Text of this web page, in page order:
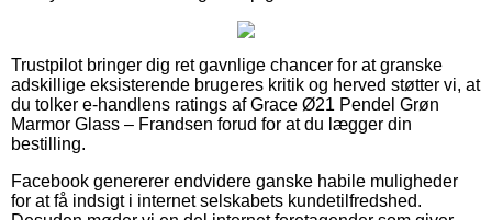
Trustpilot bringer dig ret gavnlige chancer for at granske
adskillige eksisterende brugeres kritik og herved støtter vi, at
du tolker e-handlens ratings af Grace Ø21 Pendel Grøn
Marmor Glass – Frandsen forud for at du lægger din
bestilling.
Facebook genererer endvidere ganske habile muligheder
for at få indsigt i internet selskabets kundetilfredshed.